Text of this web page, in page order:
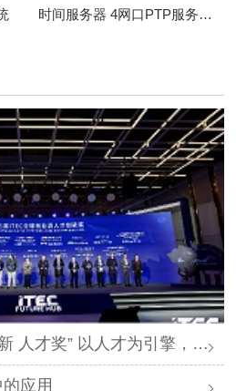
时间服务器 4网口PTP服务器 CBM-D-40
才为引擎，时空为基石，驱动智能未来
应用